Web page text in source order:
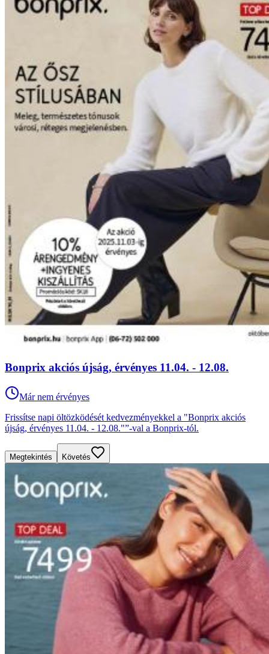
Bonprix akciós újság, érvényes 11.04. - 12.08.
Már nem érvényes
Frissítse napi öltözködését kedvezményekkel a "Bonprix akciós
újság, érvényes 11.04. - 12.08."”-val a Bonprix-tól.
Megtekintés Követés